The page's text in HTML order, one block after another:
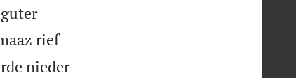
rief
nieder